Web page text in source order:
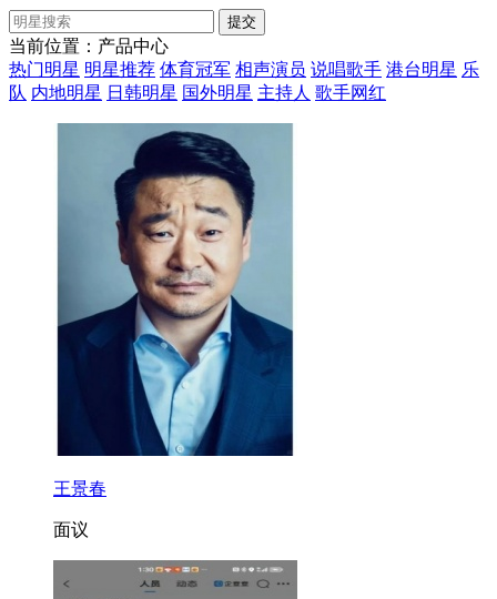
当前位置：产品中心
热门明星 明星推荐 体育冠军 相声演员 说唱歌手 港台明星 乐
队 内地明星 日韩明星 国外明星 主持人 歌手网红
王景春
面议